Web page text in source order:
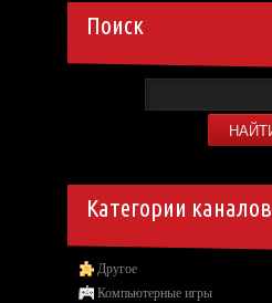
Поиск
Категории каналов
Другое
Компьютерные игры